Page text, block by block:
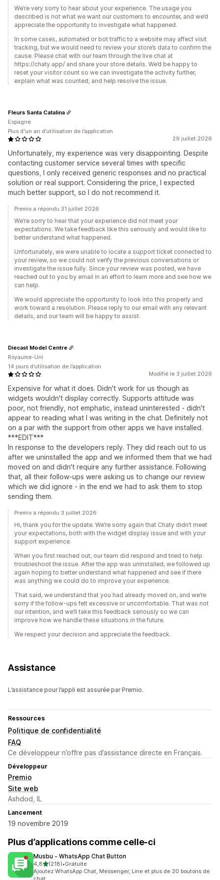
We’re very sorry to hear about your experience. The usage you
described is not what we want our customers to encounter, and we’d
appreciate the opportunity to investigate what happened.
In some cases, automated or bot traffic to a website may affect visit
tracking, but we would need to review your store’s data to confirm the
cause. Please chat with our team through the live chat at
https://chaty.app/ and share your store details. We’d be happy to
reset your visitor count so we can investigate the activity further,
explain what was counted, and help resolve the issue.
29 juillet 2026
Unfortunately, my experience was very disappointing. Despite
contacting customer service several times with specific
questions, I only received generic responses and no practical
solution or real support. Considering the price, I expected
much better support, so I do not recommend it.
Fleurs Santa Catalina
Espagne
Plus d'un an d’utilisation de l’application
Premio a répondu 31 juillet 2026
We’re sorry to hear that your experience did not meet your
expectations. We take feedback like this seriously and would like to
better understand what happened.
Unfortunately, we were unable to locate a support ticket connected to
your review, so we could not verify the previous conversations or
investigate the issue fully. Since your review was posted, we have
reached out to you by email in an effort to learn more and see how we
can help.
We would appreciate the opportunity to look into this properly and
work toward a resolution. Please reply to our email with any relevant
details, and our team will be happy to assist.
Modifié le 3 juillet 2026
Expensive for what it does. Didn't work for us though as
widgets wouldn't display correctly. Supports attitude was
poor, not friendly, not emphatic, instead uninterested - didn't
appear to reading what I was writing in the chat. Definitely not
on a par with the support from other apps we have installed.
***EDIT***
In response to the developers reply. They did reach out to us
after we uninstalled the app and we informed them that we had
moved on and didn't require any further assistance. Following
that, all their follow-ups were asking us to change our review
which we did ignore - in the end we had to ask them to stop
sending them.
Diecast Model Centre
Royaume-Uni
14 jours d’utilisation de l’application
Premio a répondu 3 juillet 2026
Hi, thank you for the update. We’re sorry again that Chaty didn’t meet
your expectations, both with the widget display issue and with your
support experience.
When you first reached out, our team did respond and tried to help
troubleshoot the issue. After the app was uninstalled, we followed up
again hoping to better understand what happened and see if there
was anything we could do to improve your experience.
That said, we understand that you had already moved on, and we’re
sorry if the follow-ups felt excessive or uncomfortable. That was not
our intention, and we’ll take this feedback seriously so we can
improve how we handle these situations in the future.
We respect your decision and appreciate the feedback.
Assistance
L’assistance pour l’appli est assurée par Premio.
Ressources
Politique de confidentialité
FAQ
Ce développeur n’offre pas d’assistance directe en Français.
Développeur
Premio
Site web
Ashdod, IL
Lancement
19 novembre 2019
Plus d’applications comme celle-ci
Musbu ‑ WhatsApp Chat Button
4,8étoile(s) sur 5
(218)
218 avis au total
•Gratuite
Ajoutez WhatsApp Chat, Messenger, Line et plus de 20 boutons de